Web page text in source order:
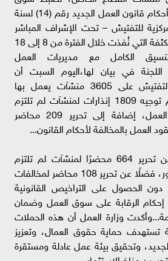
العمل ومراقبة الالتزام بأحكام قانون العمل الجديد رقم (14) لسنة
المركزية للتفتيش – تحت الإشراف المباشر
للوزير – نتائج حملاتها المكثفة التي نُفذت خلال الفترة من 8 إلى 18
وبالتنسيق الكامل مع مديريات العمل
في بيان لها،اليوم السبت أن
الحملات أسفرت عن التفتيش على 3605 منشآت يعمل بها
49,048 عاملًا، حيث تم توجيه 1809 إنذارات لمنشآت لم تلتزم
بصحة وسلامة عقود العمل، إضافة إلى تحرير 209 محاضر
العمل بالمخالفة لأحكام القانون...
كما أسفرت الحملات عن تحرير 664 محضرًا لمنشآت لم تلتزم
بتطبيق الحد الأدنى للأجور، فضلًا عن تحرير 108 محاضر لمخالفات
دون الحصول على التراخيص القانونية
إحكام الرقابة على سوق العمل وضمان
وزارة العمل أن هذه الحملات
حماية حقوق العمال، وتعزيز
الجديد، وتحقيق بيئة عمل عادلة ومستقرة